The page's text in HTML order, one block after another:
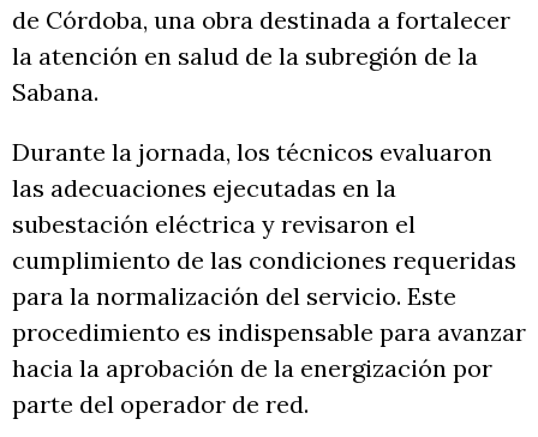
de Córdoba, una obra destinada a fortalecer
la atención en salud de la subregión de la
Sabana.
Durante la jornada, los técnicos evaluaron
las adecuaciones ejecutadas en la
subestación eléctrica y revisaron el
cumplimiento de las condiciones requeridas
para la normalización del servicio. Este
procedimiento es indispensable para avanzar
hacia la aprobación de la energización por
parte del operador de red.